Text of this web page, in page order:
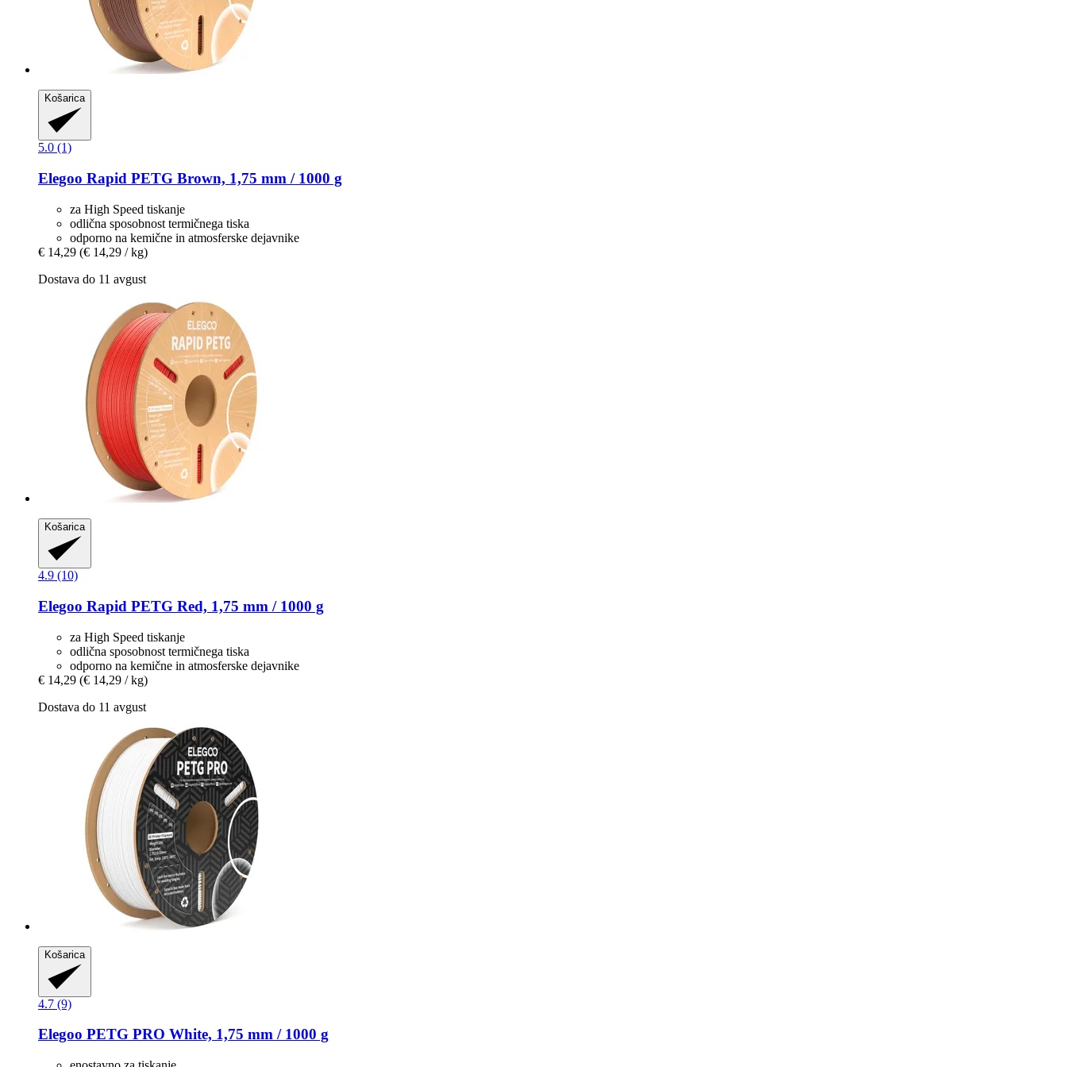
Košarica
5.0 (1)
Elegoo Rapid PETG Brown, 1,75 mm / 1000 g
za High Speed tiskanje
odlična sposobnost termičnega tiska
odporno na kemične in atmosferske dejavnike
€ 14,29 (€ 14,29 / kg)
Dostava do 11 avgust
Košarica
4.9 (10)
Elegoo Rapid PETG Red, 1,75 mm / 1000 g
za High Speed tiskanje
odlična sposobnost termičnega tiska
odporno na kemične in atmosferske dejavnike
€ 14,29 (€ 14,29 / kg)
Dostava do 11 avgust
Košarica
4.7 (9)
Elegoo PETG PRO White, 1,75 mm / 1000 g